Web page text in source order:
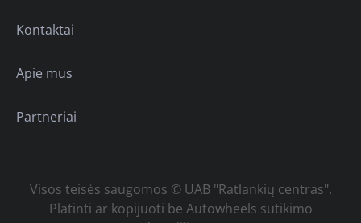
Kontaktai
Apie mus
Partneriai
Visos teisės saugomos © UAB "Ratlankių centras".
Platinti ar kopijuoti be Autowheels sutikimo